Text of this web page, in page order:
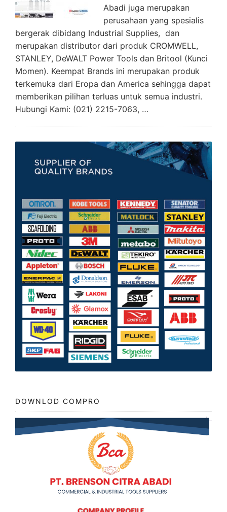
Abadi juga merupakan
perusahaan yang spesialis
bergerak dibidang Industrial Supplies, dan
merupakan distributor dari produk CROMWELL,
STANLEY, DeWALT Power Tools dan Britool (Kunci
Momen). Keempat Brands ini merupakan produk
terkemuka dari Eropa dan America sehingga dapat
memberikan pilihan terluas untuk semua industri.
Hubungi Kami: (021) 2215-7063, …
DOWNLOD COMPRO